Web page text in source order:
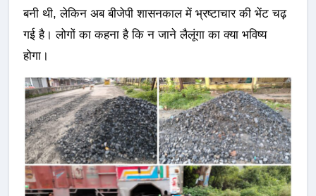
बनी थी, लेकिन अब बीजेपी शासनकाल में भ्रष्टाचार की भेंट चढ़
गई है। लोगों का कहना है कि न जाने लैलूंगा का क्या भविष्य
होगा।